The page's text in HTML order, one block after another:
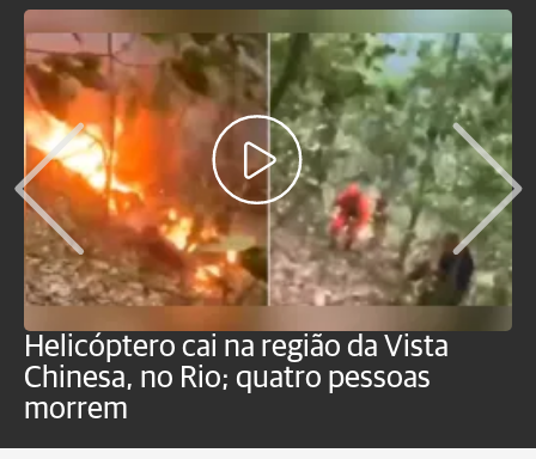
Helicóptero cai na região da Vista
Chinesa, no Rio; quatro pessoas
morrem